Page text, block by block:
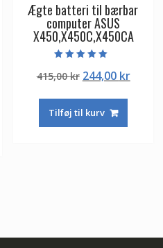
Ægte batteri til bærbar
computer ASUS
X450,X450C,X450CA
5.00
ud af 5
415,00kr Den
pris
var:
244,00 krDen
Tilføj til kurv